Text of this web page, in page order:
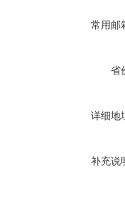
常用邮
省
详细地
补充说